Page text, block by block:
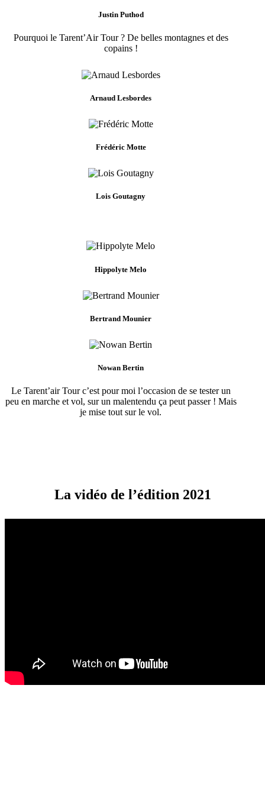
Justin Puthod
Pourquoi le Tarent’Air Tour ? De belles montagnes et des
copains !
Arnaud Lesbordes
Frédéric Motte
Lois Goutagny
Hippolyte Melo
Bertrand Mounier
Nowan Bertin
Le Tarent’air Tour c’est pour moi l’occasion de se tester un
peu en marche et vol, sur un malentendu ça peut passer ! Mais
je mise tout sur le vol.
La vidéo de l’édition 2021